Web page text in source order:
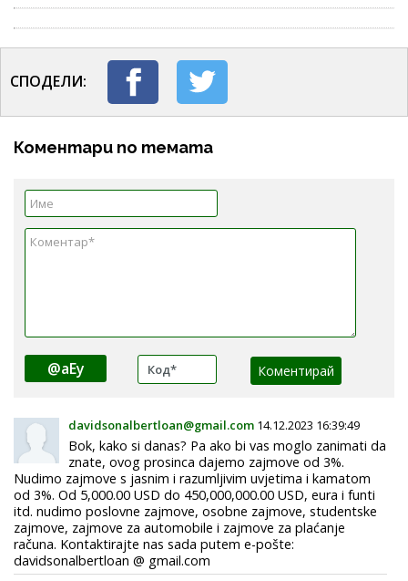
СПОДЕЛИ:
Коментари по темата
@aEy
davidsonalbertloan@gmail.com 14.12.2023 16:39:49
Bok, kako si danas? Pa ako bi vas moglo zanimati da
znate, ovog prosinca dajemo zajmove od 3%.
Nudimo zajmove s jasnim i razumljivim uvjetima i kamatom
od 3%. Od 5,000.00 USD do 450,000,000.00 USD, eura i funti
itd. nudimo poslovne zajmove, osobne zajmove, studentske
zajmove, zajmove za automobile i zajmove za plaćanje
računa. Kontaktirajte nas sada putem e-pošte:
davidsonalbertloan @ gmail.com